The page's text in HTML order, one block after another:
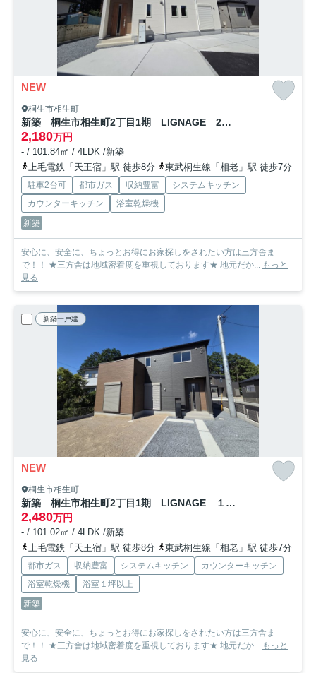
NEW
桐生市相生町
新築 桐生市相生町2丁目1期 LIGNAGE 2号棟
2,180万円
- / 101.84㎡ / 4LDK /新築
上毛電鉄「天王宿」駅 徒歩8分
東武桐生線「相老」駅 徒歩7分
駐車2台可 都市ガス 収納豊富
システムキッチン
カウンターキッチン
浴室乾燥機
新築
安心に、安全に、ちょっとお得にお家探しをされたい方は三方舎ま
で！！ ★三方舎は地域密着度を重視しております★ 地元だか... もっと
見る
新築一戸建
NEW
桐生市相生町
新築 桐生市相生町2丁目1期 LIGNAGE １号棟
2,480万円
- / 101.02㎡ / 4LDK /新築
上毛電鉄「天王宿」駅 徒歩8分
東武桐生線「相老」駅 徒歩7分
都市ガス 収納豊富 システムキッチン
カウンターキッチン
浴室乾燥機
浴室１坪以上
新築
安心に、安全に、ちょっとお得にお家探しをされたい方は三方舎ま
で！！ ★三方舎は地域密着度を重視しております★ 地元だか... もっと
見る